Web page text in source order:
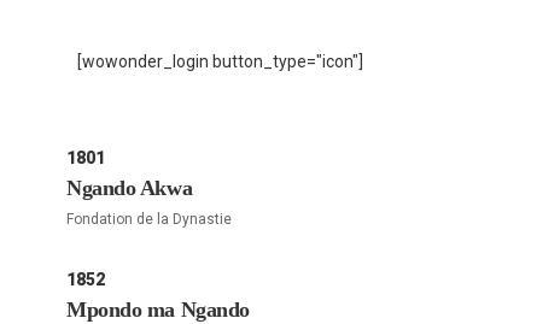
[wowonder_login button_type="icon"]
1801
Ngando Akwa
Fondation de la Dynastie
1852
Mpondo ma Ngando